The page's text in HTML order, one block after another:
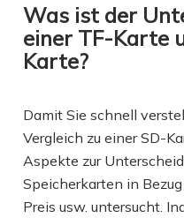
Was ist der
einer TF-Karte
Karte?
Damit Sie schnell
Vergleich zu einer SD-
Aspekte zur
Speicherkarten in
Preis usw. untersucht.